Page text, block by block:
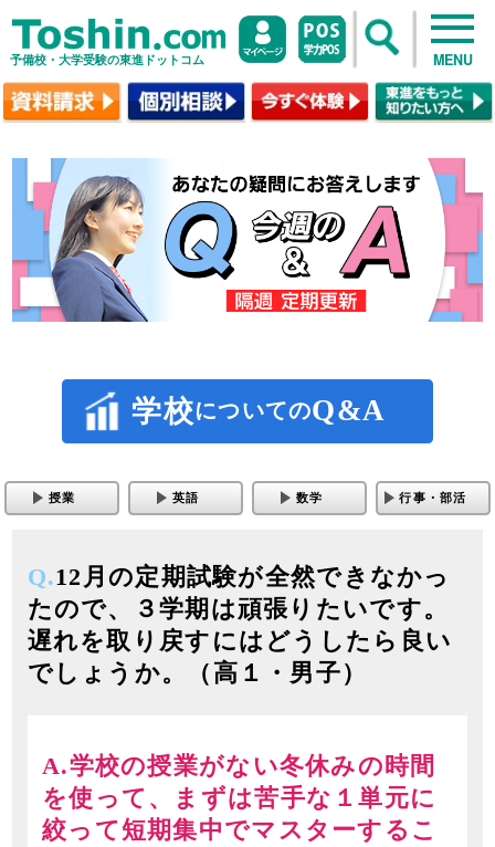
予備校・大学受験の東進ドットコム MENU
学校についてのQ&A
授業 英語 数学 行事・部活
Q.12月の定期試験が全然できなかっ
たので、３学期は頑張りたいです。
遅れを取り戻すにはどうしたら良い
でしょうか。（高１・男子）
A.学校の授業がない冬休みの時間
を使って、まずは苦手な１単元に
絞って短期集中でマスターするこ